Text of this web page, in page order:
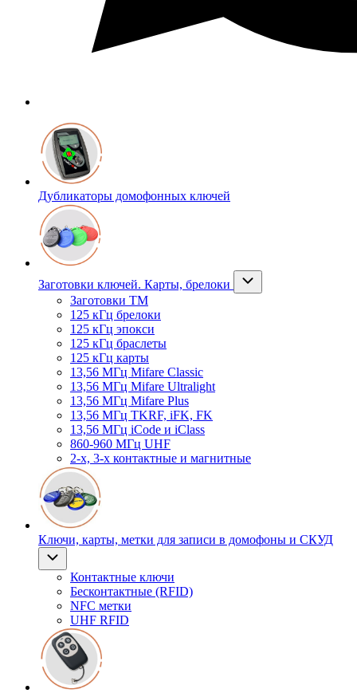
Дубликаторы домофонных ключей
Заготовки ключей. Карты, брелоки
Заготовки ТМ
125 кГц брелоки
125 кГц эпокси
125 кГц браслеты
125 кГц карты
13,56 МГц Mifare Classic
13,56 МГц Mifare Ultralight
13,56 МГц Mifare Plus
13,56 МГц TKRF, iFK, FK
13,56 МГц iCode и iClass
860-960 МГц UHF
2-х, 3-х контактные и магнитные
Ключи, карты, метки для записи в домофоны и СКУД
Контактные ключи
Бесконтактные (RFID)
NFC метки
UHF RFID